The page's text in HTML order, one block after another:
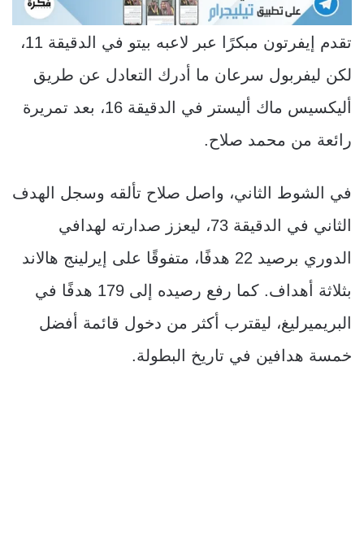
تقدم إيفرتون مبكرًا عبر لاعبه بيتو في الدقيقة 11،
لكن ليفربول سرعان ما أدرك التعادل عن طريق
أليكسيس ماك أليستر في الدقيقة 16، بعد تمريرة
رائعة من محمد صلاح.
في الشوط الثاني، واصل صلاح تألقه وسجل الهدف
الثاني في الدقيقة 73، ليعزز صدارته لهدافي
الدوري برصيد 22 هدفًا، متفوقًا على إيرلينج هالاند
بثلاثة أهداف. كما رفع رصيده إلى 179 هدفًا في
البريميرليغ، ليقترب أكثر من دخول قائمة أفضل
خمسة هدافين في تاريخ البطولة.